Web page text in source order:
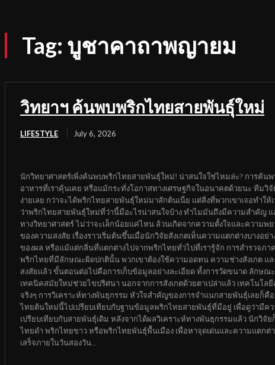
Tag: บูชาคาถาพญายม
วิทยาฯ ค้นพบพริกไทยสายพันธุ์ใหม่
LIFESTYLE July 6, 2026
นักวิทยาศาสตร์เพิ่งค้นพบพริกไทยสายพันธุ์ใหม่! น่าสนใจใช่ไหมล่ะ? การค้น
อาหารที่เราคุ้นเคย หรือแม้กระทั่งโอกาสทางเศรษฐกิจในอนาคตด้วยนะ ทีม
ง่ายเลย กว่าจะได้พริกไทยสายพันธุ์ใหม่มาสักต้นเนี่ย แต่สิ่งที่พวกเขาเจอทำใ
ว่าพริกไทยสายพันธุ์ใหม่ที่ว่านี้มีอะไรน่าสนใจบ้าง ทำไมมันถึงมีความสำคัญ
ทางวิทยาศาสตร์ ไม่ว่าจะเล็กน้อยแค่ไหน ล้วนเกิดจากความตั้งใจและความ
ของความสงสัย เรื่องราวเริ่มต้นขึ้นเมื่อนักวิจัยสังเกตเห็นความแตกต่างบางอ
ของผล หรือแม้แต่กลิ่นที่แตกต่างไปจากพริกไทยทั่วไปที่เรารู้จัก การสำรวจ
พริกไทยที่มีลักษณะผิดปกตินั้น พวกเขาต้องใช้ความอดทน ความช่างสังเกต แล
สงสัยแล้ว ขั้นตอนต่อไปคือการเก็บข้อมูลอย่างละเอียด ทั้งการวัดขนาด ลัก
เทคนิคสมัยใหม่ช่วยไขปริศนา นอกจากการสังเกตด้วยตาเปล่าแล้ว เทคโน
จริงๆ การวิเคราะห์ทางพันธุกรรม หัวใจสำคัญของการจำแนกสายพันธุ์เลยก็
ไทยต้นใหม่นี้ไปเปรียบเทียบกับฐานข้อมูลพริกไทยสายพันธุ์ที่มีอยู่ เพื่อดูว่ามี
เปรียบเทียบกับสายพันธุ์เดิม หลังจากได้ผลวิเคราะห์ทางพันธุกรรมแล้ว นักวิ
ไทยดำ พริกไทยขาว หรือพริกไทยพันธุ์พื้นเมือง เพื่อหาจุดเด่นและความแตกต่
เสร็จภายในวันสองวัน...